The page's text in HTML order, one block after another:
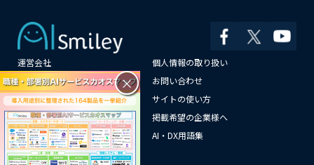
運営会社
個人情報の取り扱い
よくある質問
お問い合わせ
メールマガジン登録
サイトの使い方
情報提供はこちらから
掲載希望の企業様へ
AI企業一覧
AI・DX用語集
サイトマップ
×